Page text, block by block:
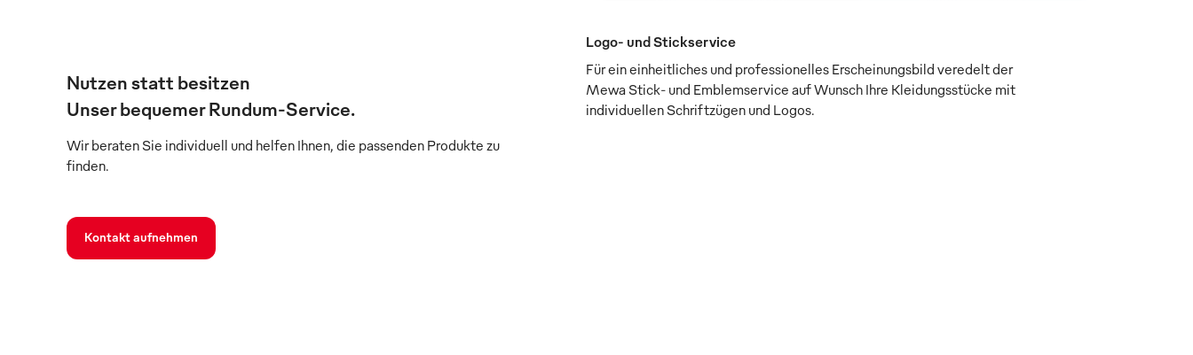
Nutzen statt besitzen
Unser bequemer Rundum-Service.
Wir beraten Sie individuell und helfen Ihnen, die passenden Produkte zu
finden.
Kontakt aufnehmen
Logo- und Stickservice
Für ein einheitliches und professionelles Erscheinungsbild veredelt der
Mewa Stick- und Emblemservice auf Wunsch Ihre Kleidungsstücke mit
individuellen Schriftzügen und Logos.